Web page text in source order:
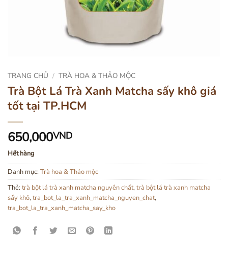
TRANG CHỦ / TRÀ HOA & THẢO MỘC
Trà Bột Lá Trà Xanh Matcha sấy khô giá
tốt tại TP.HCM
650,000VND
Hết hàng
Danh mục:Trà hoa & Thảo mộc
Thẻ:trà bột lá trà xanh matcha nguyên chất, trà bột lá trà xanh matcha
sấy khô, tra_bot_la_tra_xanh_matcha_nguyen_chat,
tra_bot_la_tra_xanh_matcha_say_kho